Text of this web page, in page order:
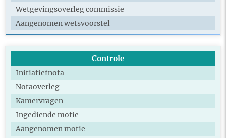
Wetgevingsoverleg commissie
Aangenomen wetsvoorstel
Controle
Initiatiefnota
Notaoverleg
Kamervragen
Ingediende motie
Aangenomen motie